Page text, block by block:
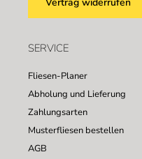
SERVICE
Fliesen-Planer
Abholung und Lieferung
Zahlungsarten
Musterfliesen bestellen
AGB